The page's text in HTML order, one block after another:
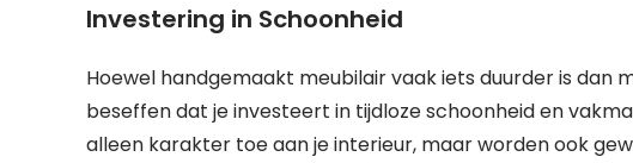
Investering in Schoonheid
Hoewel handgemaakt meubilair vaak iets duurder is dan
beseffen dat je investeert in tijdloze schoonheid en
alleen karakter toe aan je interieur, maar worden ook